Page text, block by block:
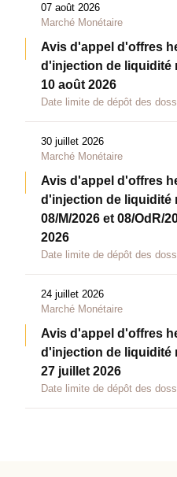
07 août 2026
Marché Monétaire
Avis d'appel d'offres
d'injection de liquidité
10 août 2026
Date limite de dépôt des
30 juillet 2026
Marché Monétaire
Avis d'appel d'offres
d'injection de liquidité
08/M/2026 et 08/OdR/
2026
Date limite de dépôt des
24 juillet 2026
Marché Monétaire
Avis d'appel d'offres
d'injection de liquidité
27 juillet 2026
Date limite de dépôt des